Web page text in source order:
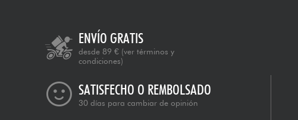
ENVÍO GRATIS
desde 89 € (ver términos y
condiciones)
SATISFECHO O REMBOLSADO
30 días para cambiar de opinión